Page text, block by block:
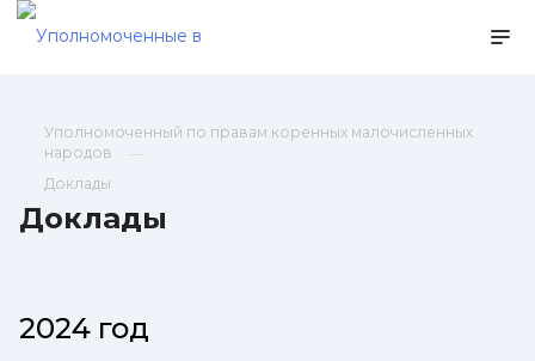
Уполномоченный по правам коренных малочисленных
народов
Доклады
Доклады
2024 год